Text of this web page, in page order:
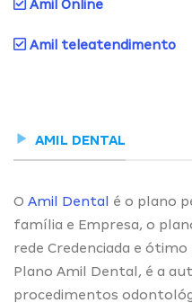
Amil Online
Amil teleatendimento
AMIL DENTAL
O Amil Dental é o plano
família e Empresa, o
rede Credenciada e
Plano Amil Dental, é a
procedimentos